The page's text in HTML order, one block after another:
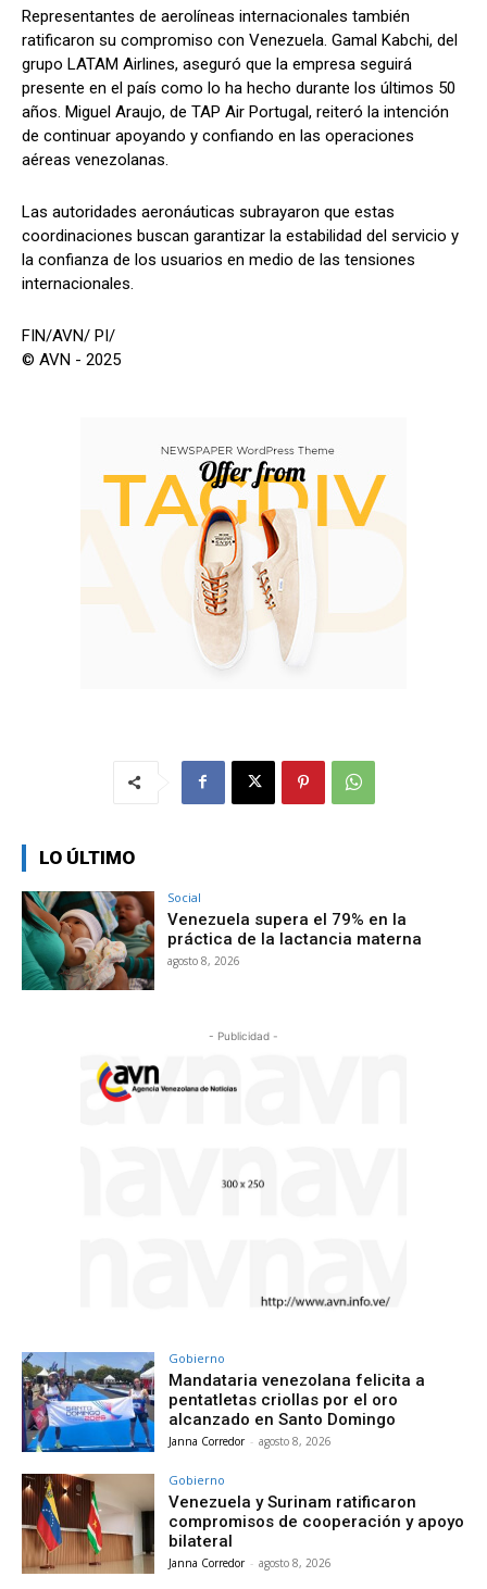
Representantes de aerolíneas internacionales también
ratificaron su compromiso con Venezuela. Gamal Kabchi, del
grupo LATAM Airlines, aseguró que la empresa seguirá
presente en el país como lo ha hecho durante los últimos 50
años. Miguel Araujo, de TAP Air Portugal, reiteró la intención
de continuar apoyando y confiando en las operaciones
aéreas venezolanas.
Las autoridades aeronáuticas subrayaron que estas
coordinaciones buscan garantizar la estabilidad del servicio y
la confianza de los usuarios en medio de las tensiones
internacionales.
FIN/AVN/ PI/
© AVN - 2025
LO ÚLTIMO
Social
Venezuela supera el 79% en la
práctica de la lactancia materna
agosto 8, 2026
- Publicidad -
Gobierno
Mandataria venezolana felicita a
pentatletas criollas por el oro
alcanzado en Santo Domingo
Janna Corredor - agosto 8, 2026
Gobierno
Venezuela y Surinam ratificaron
compromisos de cooperación y apoyo
bilateral
Janna Corredor - agosto 8, 2026